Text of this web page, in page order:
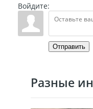
Войдите:
Отправить
Разные